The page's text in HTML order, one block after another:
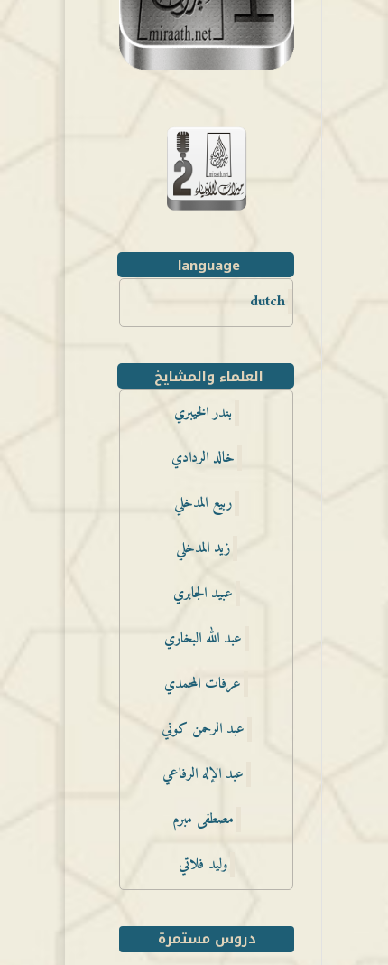
language
dutch
العلماء والمشايخ
بندر الخيبري
خالد الردادي
ربيع المدخلي
زيد المدخلي
عبيد الجابري
عبد الله البخاري
عرفات المحمدي
عبد الرحمن كوني
عبد الإله الرفاعي
مصطفى مبرم
وليد فلاتي
دروس مستمرة